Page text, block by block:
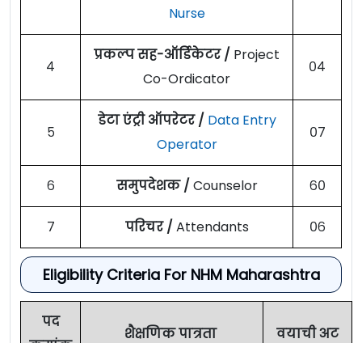
Nurse
४
प्रकल्प सह-ऑर्डिकेटर / Project
Co-Ordicator
०४
५
डेटा एंट्री ऑपरेटर / Data Entry
Operator
०७
६ समुपदेशक / Counselor ६०
७ परिचर / Attendants ०६
Eligibility Criteria For NHM Maharashtra
पद
शैक्षणिक पात्रता वयाची अट